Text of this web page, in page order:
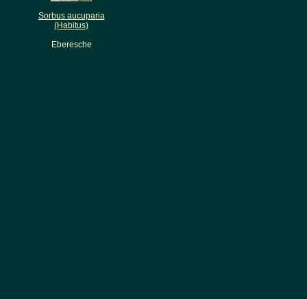
Sorbus aucuparia
(Habitus)
Eberesche